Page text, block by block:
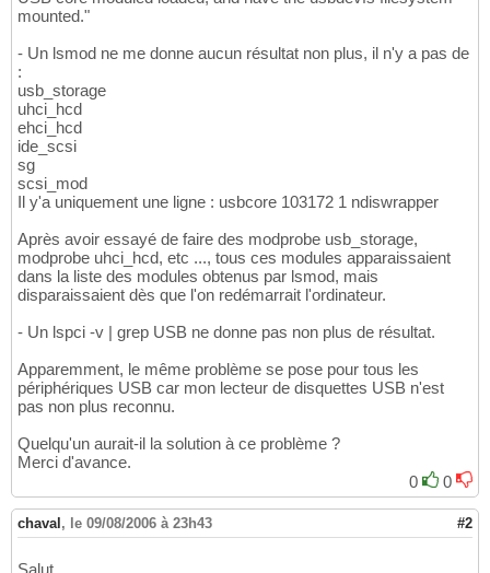
mounted."
- Un lsmod ne me donne aucun résultat non plus, il n'y a pas de
:
usb_storage
uhci_hcd
ehci_hcd
ide_scsi
sg
scsi_mod
Il y'a uniquement une ligne : usbcore 103172 1 ndiswrapper
Après avoir essayé de faire des modprobe usb_storage,
modprobe uhci_hcd, etc ..., tous ces modules apparaissaient
dans la liste des modules obtenus par lsmod, mais
disparaissaient dès que l'on redémarrait l'ordinateur.
- Un lspci -v | grep USB ne donne pas non plus de résultat.
Apparemment, le même problème se pose pour tous les
périphériques USB car mon lecteur de disquettes USB n'est
pas non plus reconnu.
Quelqu'un aurait-il la solution à ce problème ?
Merci d'avance.
0
0
chaval , le 09/08/2006 à 23h43 #2